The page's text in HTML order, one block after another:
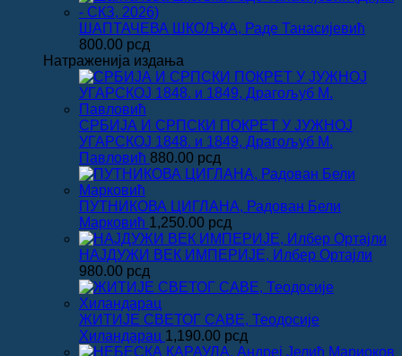
ШАПТАЧЕВА ШКОЉКА, Раде Танасијевић
800.00 рсд
Натраженија издања
СРБИЈА И СРПСКИ ПОКРЕТ У ЈУЖНОЈ
УГАРСКОЈ 1848. и 1849, Драгољуб М.
Павловић 880.00 рсд
ПУТНИКОВА ЦИГЛАНА, Радован Бели
Марковић 1,250.00 рсд
НАЈДУЖИ ВЕК ИМПЕРИЈЕ, Илбер Ортајли
980.00 рсд
ЖИТИЈЕ СВЕТОГ САВЕ, Теодосије
Хиландарац 1,190.00 рсд